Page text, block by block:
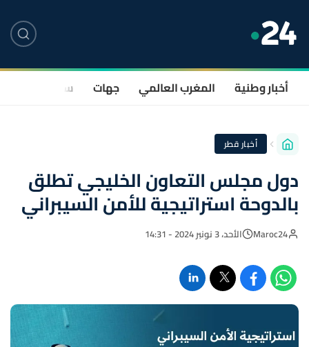
أخبار وطنية المغرب العالمي جهات سياسة
أخبار قطر
دول مجلس التعاون الخليجي تطلق
بالدوحة استراتيجية للأمن السيبراني
Maroc24 الأحد، 3 نونبر 2024 - 14:31